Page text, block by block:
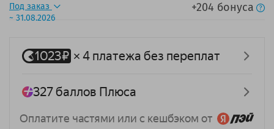
Под заказ
~ 31.08.2026
+204 бонуса